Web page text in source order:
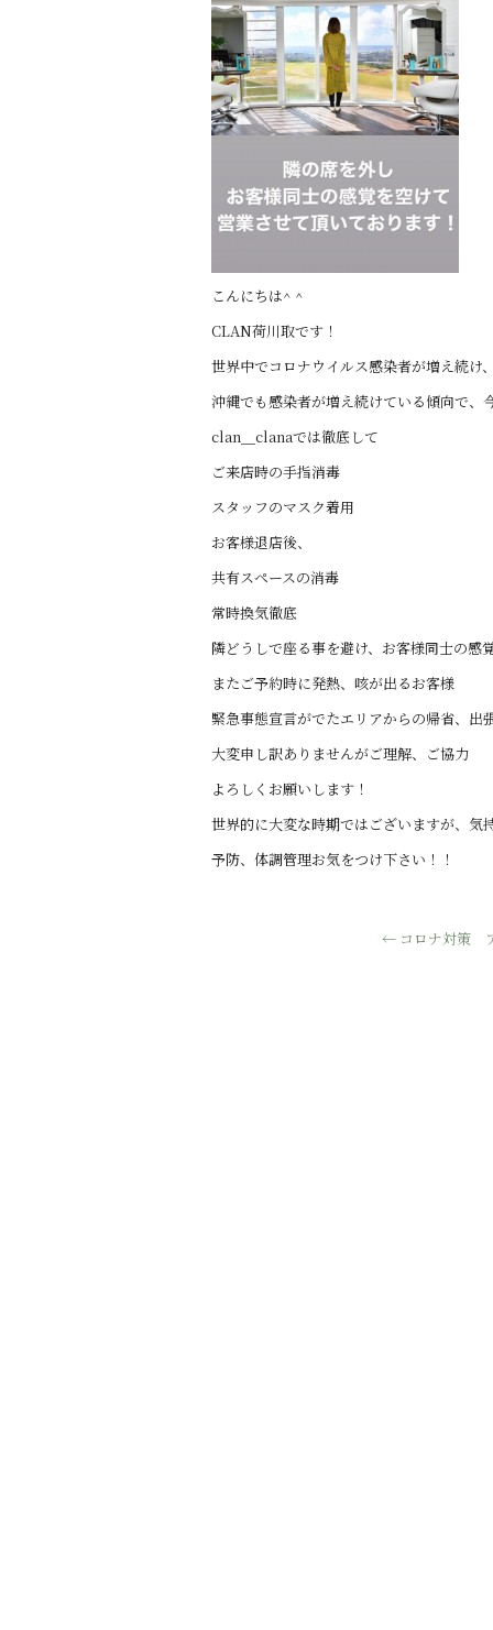
こんにちは^ ^
CLAN荷川取です！
世界中でコロナウイルス感染者が増え続け
沖縄でも感染者が増え続けている傾向で、
clan＿clanaでは徹底して
ご来店時の手指消毒
スタッフのマスク着用
お客様退店後、
共有スペースの消毒
常時換気徹底
隣どうしで座る事を避け、お客様同士の感
またご予約時に発熱、咳が出るお客様
緊急事態宣言がでたエリアからの帰省、出
大変申し訳ありませんがご理解、ご協力
よろしくお願いします！
世界的に大変な時期ではございますが、
予防、体調管理お気をつけ下さい！！
← コロナ対策